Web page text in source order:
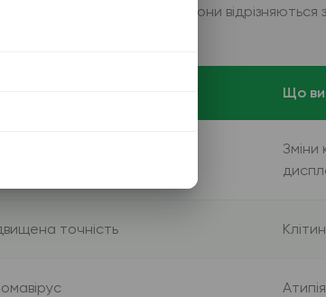
цитологічних досліджень. Вони
Що
у жінок
Зміни
точність